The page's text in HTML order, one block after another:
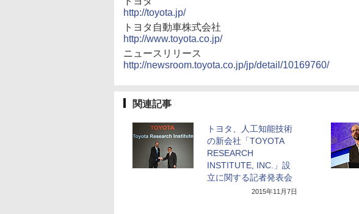
http://toyota.jp/
トヨタ自動車株式会社
http://www.toyota.co.jp/
ニュースリリース
http://newsroom.toyota.co.jp/jp/detail/10169760/
関連記事
トヨタ、人工知能技術
の新会社「TOYOTA
RESEARCH
INSTITUTE, INC.」設
立に関する記者発表会
2015年11月7日